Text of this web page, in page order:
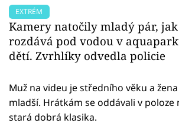
EXTRÉM
Kamery natočily mladý pár,
rozdává pod vodou v
dětí. Zvrhlíky odvedla policie
Muž na videu je středního věku a
mladší. Hrátkám se oddávali v poloze
stará dobrá klasika.